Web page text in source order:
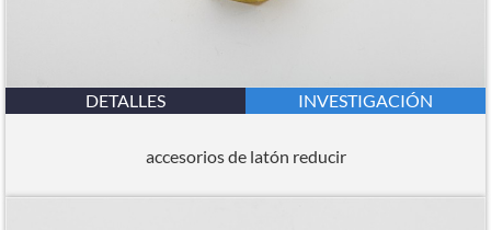
DETALLES INVESTIGACIÓN
accesorios de latón reducir